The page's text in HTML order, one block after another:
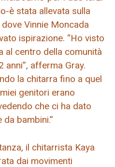
è stata allevata sulla
Vinnie Moncada
ispirazione. “Ho visto
al centro della comunità
anni”, afferma Gray.
la chitarra fino a quel
genitori erano
che ci ha dato
bambini.”
il chitarrista Kaya
dai movimenti